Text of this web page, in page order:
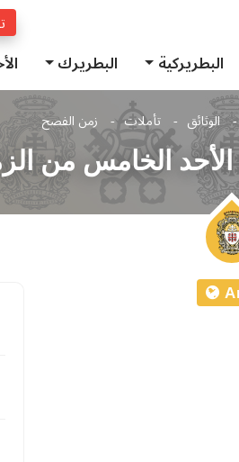
البطريركية
البطريرك
الوثائق تأملات زمن الفصح
الأحد الخامس من